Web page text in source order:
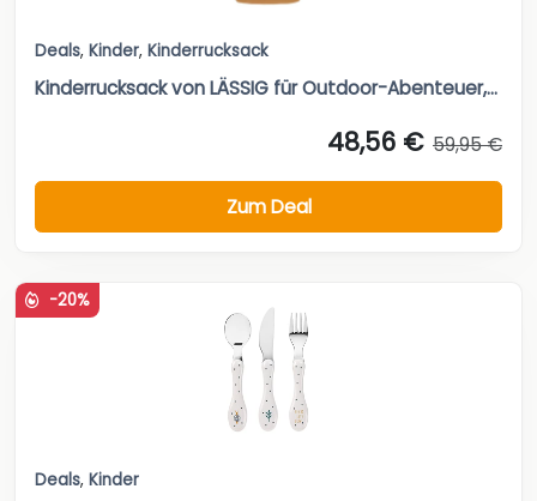
Deals, Kinder, Kinderrucksack
Kinderrucksack von LÄSSIG für Outdoor-Abenteuer,...
48,56 € 59,95 €
Zum Deal
-20%
Deals, Kinder